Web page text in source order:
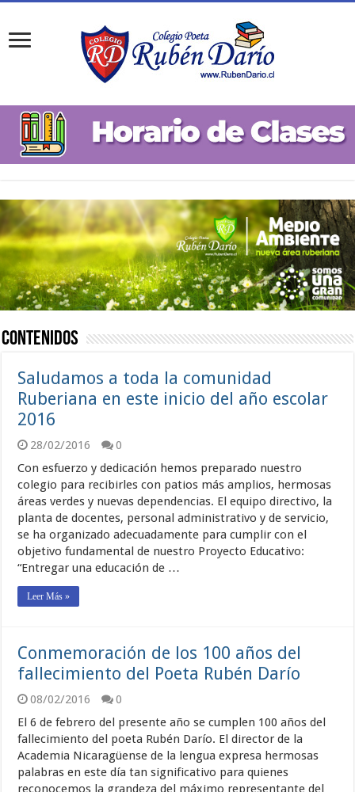
Contenidos
Saludamos a toda la comunidad
Ruberiana en este inicio del año escolar
2016
28/02/2016
0
Con esfuerzo y dedicación hemos preparado nuestro
colegio para recibirles con patios más amplios, hermosas
áreas verdes y nuevas dependencias. El equipo directivo, la
planta de docentes, personal administrativo y de servicio,
se ha organizado adecuadamente para cumplir con el
objetivo fundamental de nuestro Proyecto Educativo:
“Entregar una educación de …
Leer Más »
Conmemoración de los 100 años del
fallecimiento del Poeta Rubén Darío
08/02/2016
0
El 6 de febrero del presente año se cumplen 100 años del
fallecimiento del poeta Rubén Darío. El director de la
Academia Nicaragüense de la lengua expresa hermosas
palabras en este día tan significativo para quienes
reconocemos la grandeza del máximo representante del